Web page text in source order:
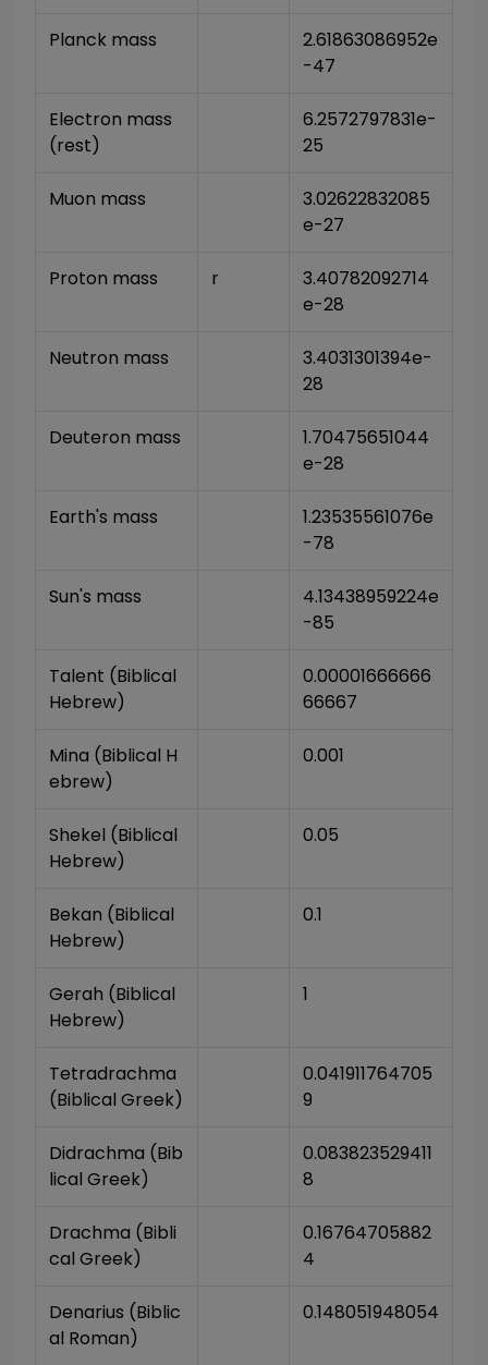
Planck mass
2.61863086952e
-47
Electron mass
(rest)
6.2572797831e-
25
Muon mass
3.02622832085
e-27
Proton mass r
3.40782092714
e-28
Neutron mass
3.4031301394e-
28
Deuteron mass
1.70475651044
e-28
Earth's mass
1.23535561076e
-78
Sun's mass
4.13438959224e
-85
Talent (Biblical
Hebrew)
0.00001666666
66667
Mina (Biblical H
ebrew)
0.001
Shekel (Biblical
Hebrew)
0.05
Bekan (Biblical
Hebrew)
0.1
Gerah (Biblical
Hebrew)
1
Tetradrachma
(Biblical Greek)
0.041911764705
9
Didrachma (Bib
lical Greek)
0.083823529411
8
Drachma (Bibli
cal Greek)
0.16764705882
4
Denarius (Biblic
al Roman)
0.148051948054